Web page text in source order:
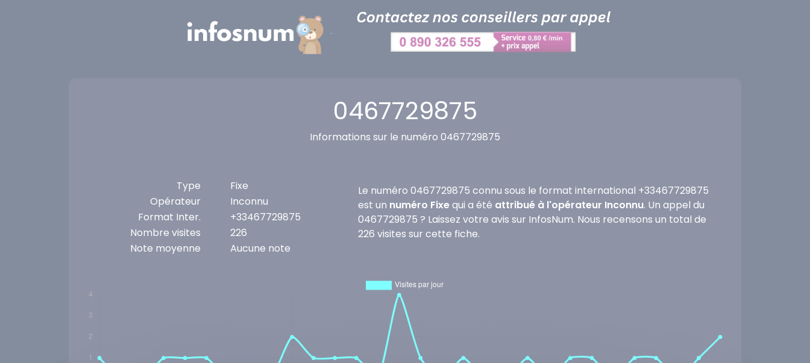
0467729875
Informations sur le numéro 0467729875
Type
Fixe
Opérateur
Inconnu
Format Inter.
+33467729875
Nombre visites
226
Note moyenne
Aucune note
Le numéro 0467729875 connu sous le format international +33467729875
est un numéro Fixequi a été attribué à l'opérateur Inconnu. Un appel du
0467729875 ? Laissez votre avis sur InfosNum. Nous recensons un total de
226 visites sur cette fiche.